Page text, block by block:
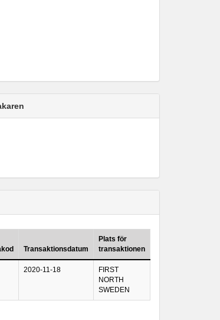
Transaktionsdatum
Plats för
transaktionen
2020-11-18
FIRST
NORTH
SWEDEN